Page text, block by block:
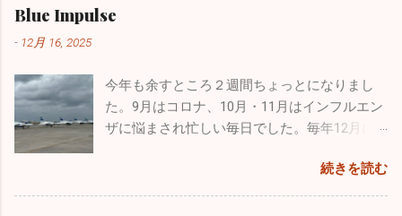
が、ブルーのパイロットは憧れ中の憧れ。先
本物のヘルメットバイザーカバーをプレゼン
トしてくれました。 自衛隊員は現役の時に支
給されたものはすべて返却しなくてはいけな
ヘルメット・フライトスーツ・Gスーツ・ブー
ツ・手袋、すべて自分しか使わないものです
も良く富士山も近くにバッチリ見えます。気
りました。湖は透けて青く、周辺はピークを
迎えた黄色や赤に彩られた素晴らしい紅葉。
最高でした！ ２時間近くカヤックで遊び、お
帰りました。 あまりにも楽しかったので長先
ますが、１週間前の半分以下になっています。その代わり嘔
さん気を付けてくださいね。 年末年始は毎年インフルエンザ
の流行であたふたしますが、今年は意外と落ち着いた穏やか
な正月を迎えられるかもしれません。2025年もあとわずかで
すが引き続き体調管理をしっかりやってください。 ブログの
形式が変わったのでしばらく見づらいかもしれませんが、自
分も頑張って「院長の独り言」続けていこうと思います。ど
父親の疲れなど全く知ったこっちゃありませ
う数年でしょうね。うっとうしいと思うこと
もあるのですが、今遊んであげなきゃ後悔す
るんだろうなと思い、できる限り遊んでいま
母さんはかなりいることでしょう。毎日大変
な苦労をされているかもしれませんが、子供
Blue Impulse
- 12月 16, 2025
今年も余すところ２週間ちょっとになりまし
た。9月はコロナ、10月・11月はインフルエン
ザに悩まされ忙しい毎日でした。毎年12月に
まり年末年始はてんやわんやになるのです
が、今年はひょっとしたら穏やかな年末年始
続きを読む